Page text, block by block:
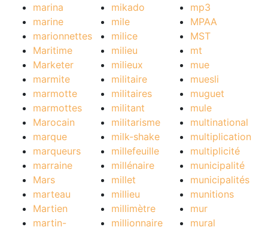
marina
marine
marionnettes
Maritime
Marketer
marmite
marmotte
marmottes
Marocain
marque
marqueurs
marraine
Mars
marteau
Martien
martin-
mikado
mile
milice
milieu
milieux
militaire
militaires
militant
militarisme
milk-shake
millefeuille
millénaire
millet
millieu
millimètre
millionnaire
mp3
MPAA
MST
mt
mue
muesli
muguet
mule
multinational
multiplication
multiplicité
municipalité
municipalités
munitions
mur
mural